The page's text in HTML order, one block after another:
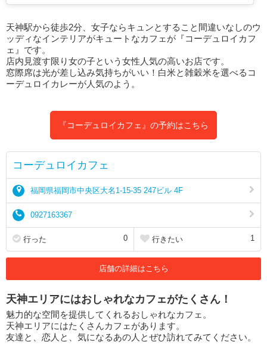
天神駅から徒歩2分、女子ならキュンとすること間違いなしのウ
ッディなインテリアがキュートなカフェが『コーデュロイカフ
ェ』です。
店内見渡す限り女の子という女性人気の高いお店です。
窓際席は光が差し込み気持ちがいい！白米と雑穀米を選べるコ
ーデュロイカレーが人気のよう。
『コーデュロイカフェ』の予約はこちら
コーデュロイカフェ
福岡県福岡市中央区大名1-15-35 247ビル 4F
0927163367
行った 0 行きたい 1
店舗の詳細はこちら
天神エリアにはおしゃれなカフェがたくさん！
魅力的な空間を提供してくれるおしゃれなカフェ。
天神エリアにはたくさんカフェがあります。
友達と、恋人と、気になるあの人とぜひ訪れてみてください。